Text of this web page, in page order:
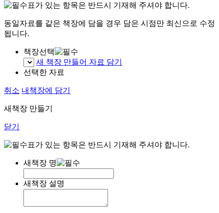
표가 있는 항목은 반드시 기재해 주셔야 합니다.
동일자료를 같은 책장에 담을 경우 담은 시점만 최신으로 수정
됩니다.
책장선택
새 책장 만들어 자료 담기
선택한 자료
취소 내책장에 담기
새책장 만들기
닫기
표가 있는 항목은 반드시 기재해 주셔야 합니다.
새책장 명
새책장 설명